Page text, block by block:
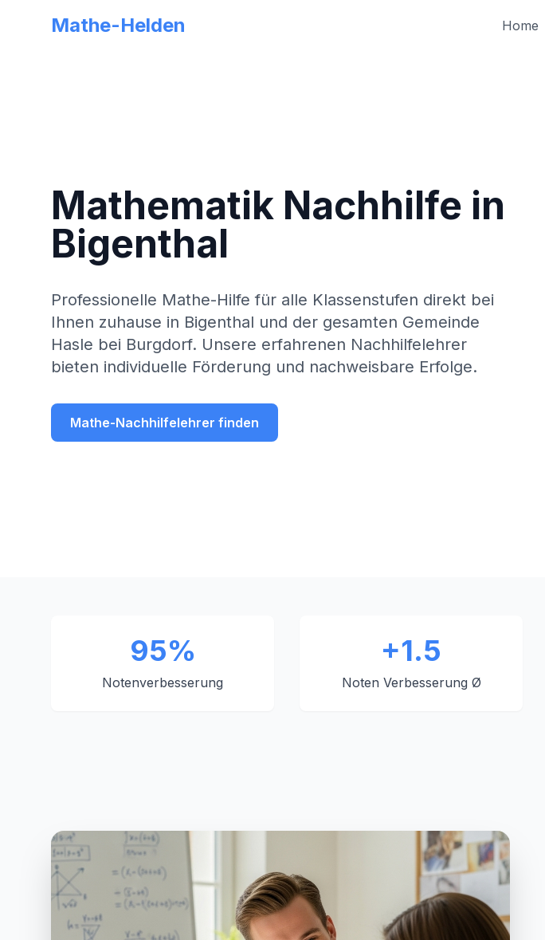
Mathe-Helden Home
Mathematik Nachhilfe in
Bigenthal
Professionelle Mathe-Hilfe für alle Klassenstufen direkt bei
Ihnen zuhause in Bigenthal und der gesamten Gemeinde
Hasle bei Burgdorf. Unsere erfahrenen Nachhilfelehrer
bieten individuelle Förderung und nachweisbare Erfolge.
Mathe-Nachhilfelehrer finden
95%
Notenverbesserung
+1.5
Noten Verbesserung Ø